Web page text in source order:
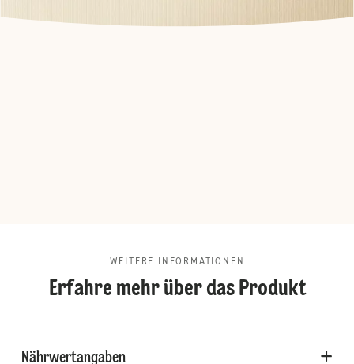
WEITERE INFORMATIONEN
Erfahre mehr über das Produkt
Nährwertangaben